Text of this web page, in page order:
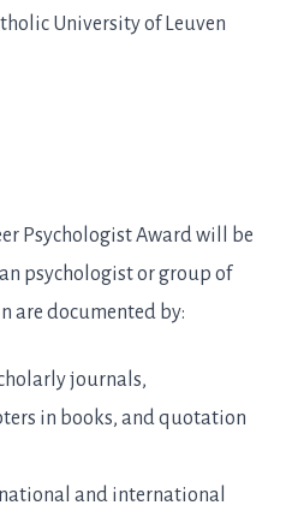
University of Leuven
Psychologist Award will be
psychologist or group of
are documented by:
journals,
in books, and quotation
and international